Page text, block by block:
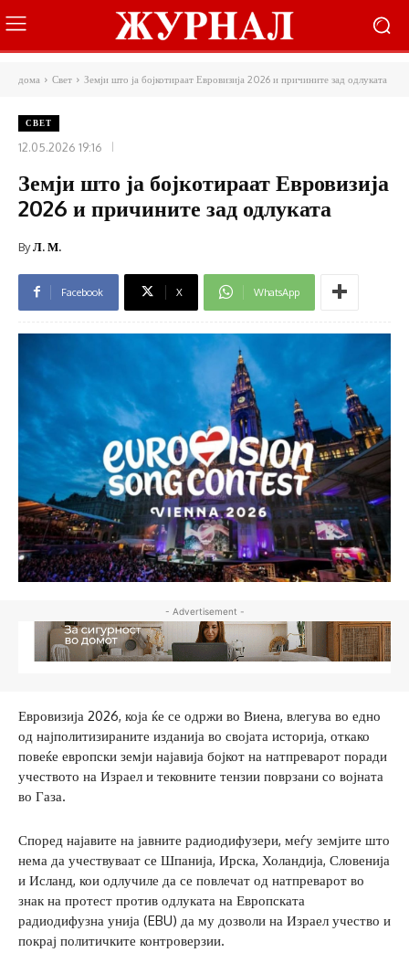
дома Свет Земји што ја бојкотираат Евровизија 2026 и причините зад одлуката
СВЕТ
12.05.2026 19:16
Земји што ја бојкотираат Евровизија
2026 и причините зад одлуката
ByЛ. М.
Facebook X WhatsApp
- Advertisement -
Евровизија 2026, која ќе се одржи во Виена, влегува во едно
од најполитизираните изданија во својата историја, откако
повеќе европски земји најавија бојкот на натпреварот поради
учеството на Израел и тековните тензии поврзани со војната
во Газа.
Според најавите на јавните радиодифузери, меѓу земјите што
нема да учествуваат се Шпанија, Ирска, Холандија, Словенија
и Исланд, кои одлучиле да се повлечат од натпреварот во
знак на протест против одлуката на Европската
радиодифузна унија (EBU) да му дозволи на Израел учество и
покрај политичките контроверзии.